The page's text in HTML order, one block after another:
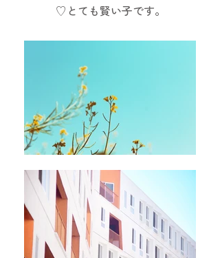
♡とても賢い子です。